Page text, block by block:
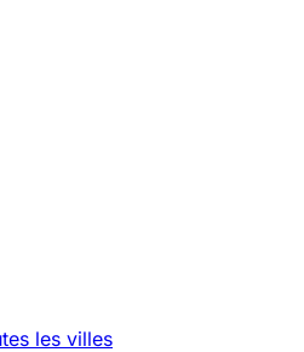
les villes